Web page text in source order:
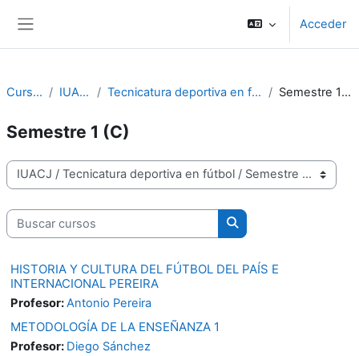
Acceder
Cursos IUACJ Tecnicatura deportiva en fútbol Semestre 1 (C)
Semestre 1 (C)
Categorías
Buscar cursos
Buscar cursos
HISTORIA Y CULTURA DEL FÚTBOL DEL PAÍS E
INTERNACIONAL PEREIRA
Profesor:Antonio Pereira
METODOLOGÍA DE LA ENSEÑANZA 1
Profesor: Diego Sánchez